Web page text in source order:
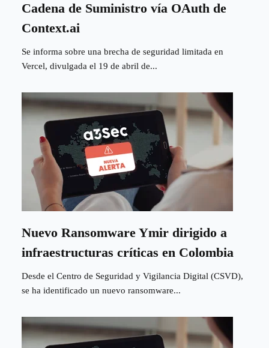
Cadena de Suministro vía OAuth de
Context.ai
Se informa sobre una brecha de seguridad limitada en
Vercel, divulgada el 19 de abril de...
Nuevo Ransomware Ymir dirigido a
infraestructuras críticas en Colombia
Desde el Centro de Seguridad y Vigilancia Digital (CSVD),
se ha identificado un nuevo ransomware...